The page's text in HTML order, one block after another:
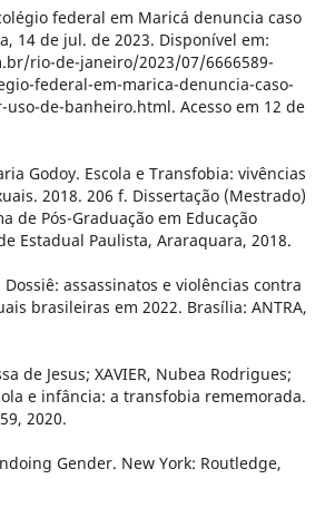
federal em Maricá denuncia caso
14 de jul. de 2023. Disponível em:
rio-de-janeiro/2023/07/6666589-
federal-em-marica-denuncia-caso-
de-banheiro.html. Acesso em 12 de
Godoy. Escola e Transfobia: vivências
2018. 206 f. Dissertação (Mestrado)
de Pós-Graduação em Educação
Estadual Paulista, Araraquara, 2018.
Dossiê: assassinatos e violências contra
brasileiras em 2022. Brasília: ANTRA,
de Jesus; XAVIER, Nubea Rodrigues;
e infância: a transfobia rememorada.
2020.
Gender. New York: Routledge,